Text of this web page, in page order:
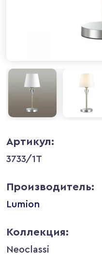
Артикул:
3733/1T
Производитель:
Lumion
Коллекция:
Neoclassi